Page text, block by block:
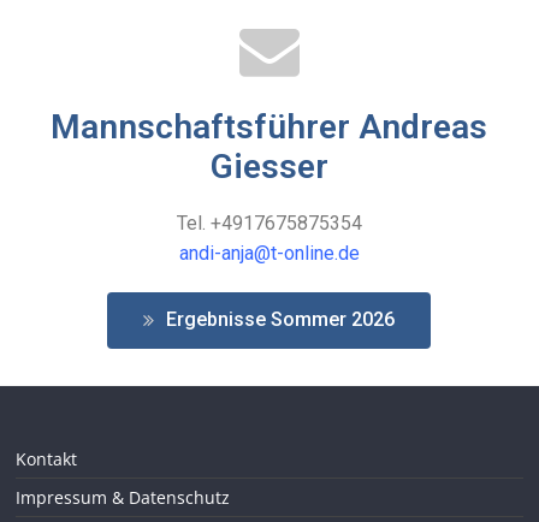
Mannschaftsführer Andreas
Giesser
Tel. +4917675875354
andi-anja@t-online.de
Ergebnisse Sommer 2026
Kontakt
Impressum & Datenschutz